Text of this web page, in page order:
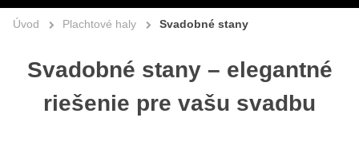
Úvod Plachtové haly Svadobné stany
Svadobné stany – elegantné
riešenie pre vašu svadbu